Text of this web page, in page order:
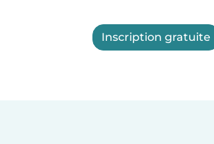
Inscription gratuite